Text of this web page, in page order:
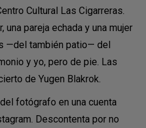
Cultural Las Cigarreras.
una pareja echada y una mujer
—del también patio— del
y yo, pero de pie. Las
de Yugen Blakrok.
fotógrafo en una cuenta
Descontenta por no